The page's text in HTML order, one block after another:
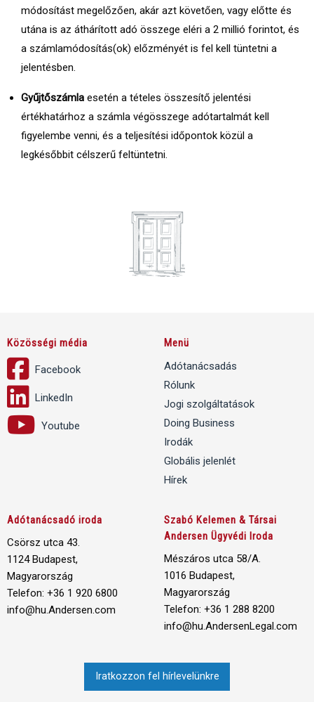
módosítást megelőzően, akár azt követően, vagy előtte és
utána is az áthárított adó összege eléri a 2 millió forintot, és
a számlamódosítás(ok) előzményét is fel kell tüntetni a
jelentésben.
Gyűjtőszámla esetén a tételes összesítő jelentési
értékhatárhoz a számla végösszege adótartalmát kell
figyelembe venni, és a teljesítési időpontok közül a
legkésőbbit célszerű feltüntetni.
Közösségi média
Facebook
LinkedIn
Youtube
Menü
Adótanácsadás
Rólunk
Jogi szolgáltatások
Doing Business
Irodák
Globális jelenlét
Hírek
Adótanácsadó iroda
Csörsz utca 43.
1124 Budapest,
Magyarország
Telefon: +36 1 920 6800
info@hu.Andersen.com
Szabó Kelemen & Társai
Andersen Ügyvédi Iroda
Mészáros utca 58/A.
1016 Budapest,
Magyarország
Telefon: +36 1 288 8200
info@hu.AndersenLegal.com
Iratkozzon fel hírlevelünkre